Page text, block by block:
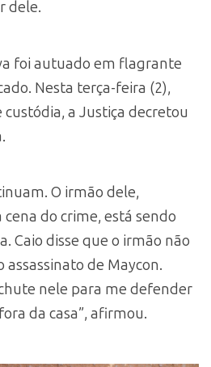
dele.
foi autuado em flagrante
Nesta terça-feira (2),
a Justiça decretou
O irmão dele,
do crime, está sendo
Caio disse que o irmão não
de Maycon.
nele para me defender
da casa”, afirmou.